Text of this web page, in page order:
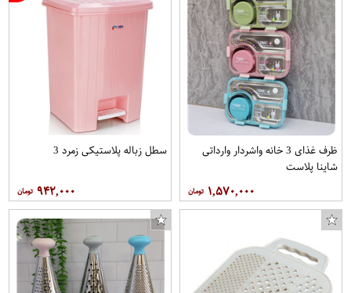
ظرف غذای 3 خانه واشردار وارداتی
شاینا پلاست
۱,۵۷۰,۰۰۰
سطل زباله پلاستیکی زمرد 3
۹۴۲,۰۰۰